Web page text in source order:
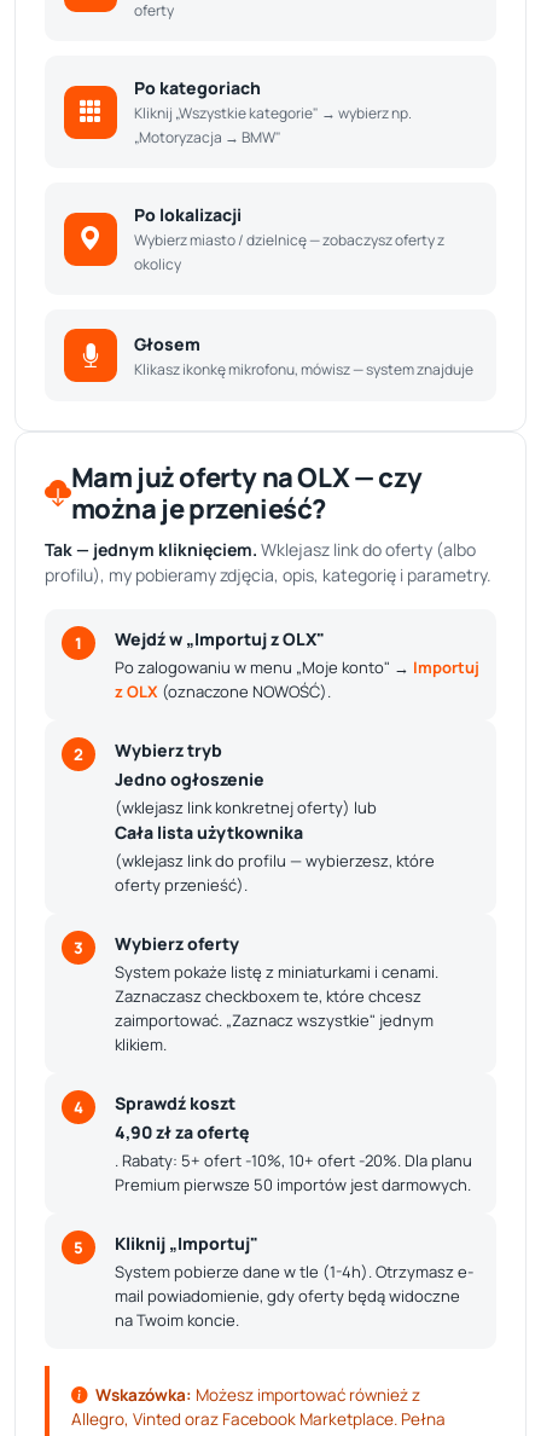
oferty
Po kategoriach
Kliknij „Wszystkie kategorie" → wybierz np.
„Motoryzacja → BMW"
Po lokalizacji
Wybierz miasto / dzielnicę — zobaczysz oferty z
okolicy
Głosem
Klikasz ikonkę mikrofonu, mówisz — system znajduje
Mam już oferty na OLX — czy
można je przenieść?
Tak — jednym kliknięciem. Wklejasz link do oferty (albo
profilu), my pobieramy zdjęcia, opis, kategorię i parametry.
1 Wejdź w „Importuj z OLX"
Po zalogowaniu w menu „Moje konto" → Importuj
z OLX (oznaczone NOWOŚĆ).
2
Wybierz tryb
Jedno ogłoszenie
(wklejasz link konkretnej oferty) lub
Cała lista użytkownika
(wklejasz link do profilu — wybierzesz, które
oferty przenieść).
3 Wybierz oferty
System pokaże listę z miniaturkami i cenami.
Zaznaczasz checkboxem te, które chcesz
zaimportować. „Zaznacz wszystkie" jednym
klikiem.
4
Sprawdź koszt
4,90 zł za ofertę
. Rabaty: 5+ ofert -10%, 10+ ofert -20%. Dla planu
Premium pierwsze 50 importów jest darmowych.
5 Kliknij „Importuj"
System pobierze dane w tle (1-4h). Otrzymasz e-
mail powiadomienie, gdy oferty będą widoczne
na Twoim koncie.
Wskazówka: Możesz importować również z
Allegro, Vinted oraz Facebook Marketplace. Pełna